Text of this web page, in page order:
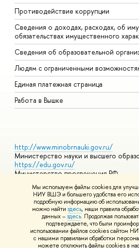
Мы используем файлы cookies для
НИУ ВШЭ и большего удобства его
подробную информацию об
можно найти здесь, наши правила
данных –здесь. Продолжая
подтверждаете, что были
использовании файлов cookies сайтом
с нашими правилами обработки
можете отключить файлы cookies в
Противодействие коррупции
Сведения о доходах, расходах, об
обязательствах имущественного
Сведения об образовательной
Людям с ограниченными
Единая платежная страница
Работа в Вышке
http://www.minobrnauki.gov.ru/
Министерство науки и высшего
https://edu.gov.ru/
Министерство просвещения РФ
Массовые открытые онлайн-курсы
© НИУ ВШЭ 1993–2026 Адреса и контакты
использования материалов Политика
Шрифты HSE Sans и HSE Slab разработаны в